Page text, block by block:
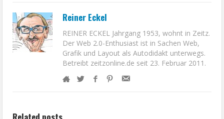
Reiner Eckel
REINER ECKEL Jahrgang 1953, wohnt in Zeitz.
Der Web 2.0-Enthusiast ist in Sachen Web,
Grafik und Layout als Autodidakt unterwegs.
Betreibt zeitzonline.de seit 23. Februar 2011.